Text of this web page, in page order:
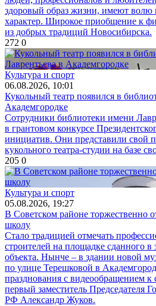
здоровый образ жизни, имеют волю
характер. Широкое приобщение к
из добрых традиций Новосибирска.
272 0
Культура и спорт
06.08.2026, 10:01
Кукольный театр появился в
Академгородке
Сотрудники библиотеки имени
в грантовом конкурсе
инициатив. Они представили свой
кукольного театра-студии на базе
205 0
Культура и спорт
05.08.2026, 19:27
В Советском районе торжественно
школу
Стало традицией отмечать
строителей на площадке сданного в
объекта. Нынче – в здании новой
по улице Терешковой в
празднования с видеообращением к
первый заместитель Председателя
РФ Александр Жуков.